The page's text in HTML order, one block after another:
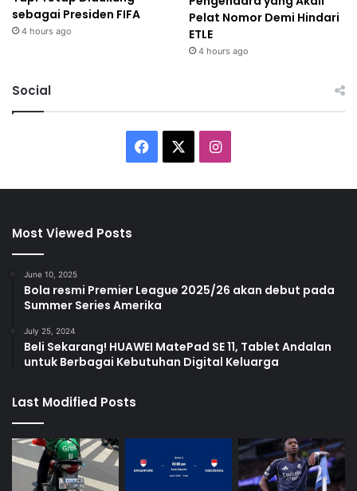
sebagai Presiden FIFA
4 hours ago
Pelat Nomor Demi Hindari
ETLE
4 hours ago
Social
o
k
I
a
Most Viewed Posts
June 10, 2025
Bola resmi Premier League 2025/26 akan debut pada
Summer Series Amerika
July 25, 2024
Beli Sekarang! HUAWEI MatePad SE 11, Tablet Andalan
untuk Berbagai Kebutuhan Digital Keluarga
Last Modified Posts